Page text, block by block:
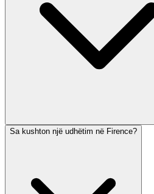
Sa kushton një udhëtim në Firence?